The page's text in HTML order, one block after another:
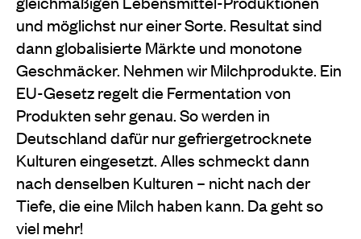
und möglichst nur einer Sorte. Resultat sind
dann globalisierte Märkte und monotone
Geschmäcker. Nehmen wir Milchprodukte. Ein
EU-Gesetz regelt die Fermentation von
Produkten sehr genau. So werden in
Deutschland dafür nur gefriergetrocknete
Kulturen eingesetzt. Alles schmeckt dann
nach denselben Kulturen – nicht nach der
Tiefe, die eine Milch haben kann. Da geht so
viel mehr!